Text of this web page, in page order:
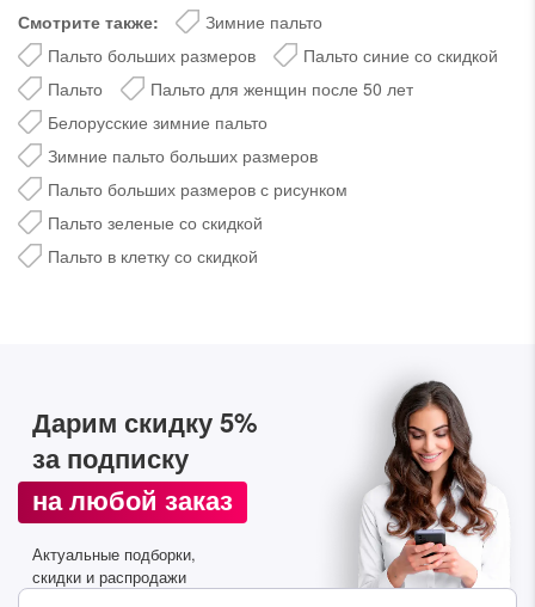
Смотрите также:
Зимние пальто
Пальто больших размеров
Пальто синие со скидкой
Пальто
Пальто для женщин после 50 лет
Белорусские зимние пальто
Зимние пальто больших размеров
Пальто больших размеров с рисунком
Пальто зеленые со скидкой
Пальто в клетку со скидкой
Дарим скидку 5%
за подписку
на любой заказ
Актуальные подборки,
скидки и распродажи
Стильные подборки, эксклюзивные акции и горячие
распродажи в удобном формате
Подписаться